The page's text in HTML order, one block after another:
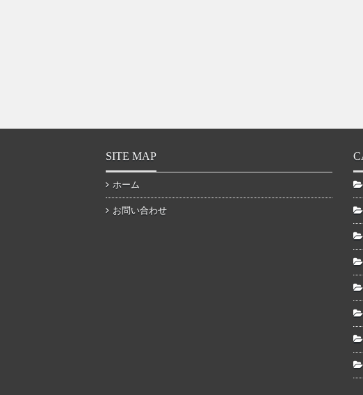
SITE MAP
ホーム
お問い合わせ